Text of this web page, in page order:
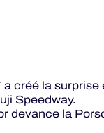
créé la
Speedway.
devance la